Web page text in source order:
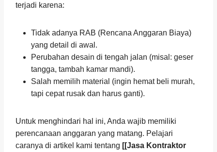
terjadi karena:
Tidak adanya RAB (Rencana Anggaran Biaya)
yang detail di awal.
Perubahan desain di tengah jalan (misal: geser
tangga, tambah kamar mandi).
Salah memilih material (ingin hemat beli murah,
tapi cepat rusak dan harus ganti).
Untuk menghindari hal ini, Anda wajib memiliki
perencanaan anggaran yang matang. Pelajari
caranya di artikel kami tentang [[Jasa Kontraktor